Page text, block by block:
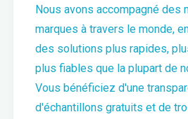
Nous avons accompagné des
marques à travers le monde,
des solutions plus rapides,
plus fiables que la plupart de
Vous bénéficiez d'une
d'échantillons gratuits et de